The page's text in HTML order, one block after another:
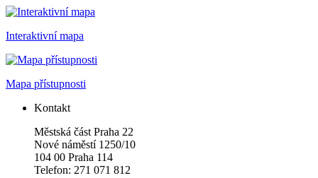
Interaktivní mapa
Mapa přístupnosti
Kontakt
Městská část Praha 22
Nové náměstí 1250/10
104 00 Praha 114
Telefon: 271 071 812